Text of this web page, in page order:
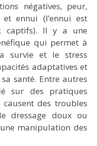
négatives, peur,
et ennui (l’ennui est
captifs). Il y a une
qui permet à
survie et le stress
adaptatives et
santé. Entre autres
sur des pratiques
des troubles
dressage doux ou
manipulation des